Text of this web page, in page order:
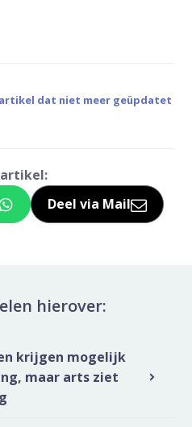
dat niet meer geüpdatet
Whatsapp
Deel via Mail
Delen via de
hierover:
krijgen mogelijk
maar arts ziet